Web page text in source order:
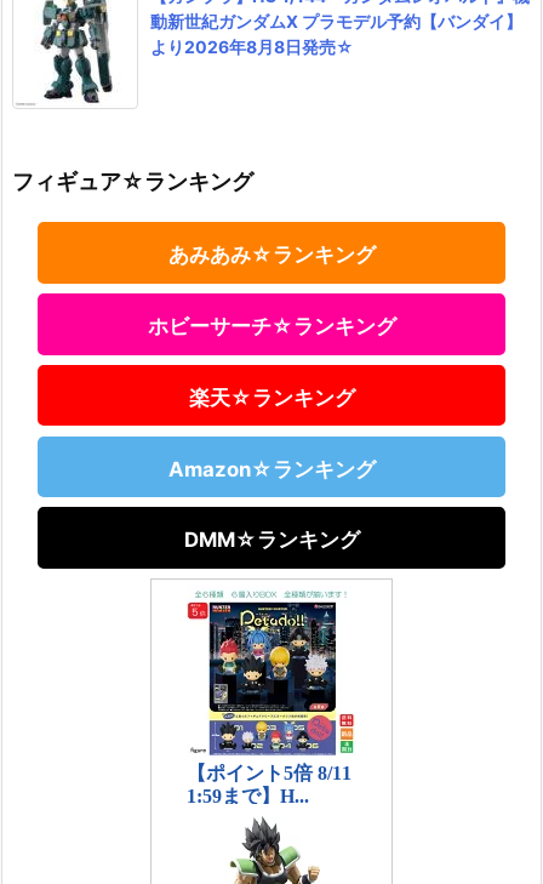
動新世紀ガンダムX プラモデル予約【バンダイ】
より2026年8月8日発売☆
フィギュア☆ランキング
あみあみ☆ランキング
ホビーサーチ☆ランキング
楽天☆ランキング
Amazon☆ランキング
DMM☆ランキング